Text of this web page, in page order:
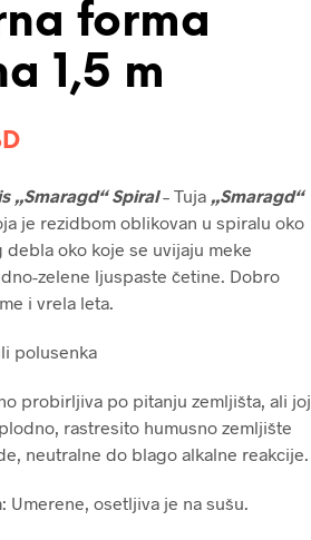
forma
1,5 m
„Smaragd“ Spiral– Tuja „Smaragd“
je rezidbom oblikovan u spiralu oko
oko koje se uvijaju meke
zelene ljuspaste četine. Dobro
i vrela leta.
polusenka
probirljiva po pitanju zemljišta, ali joj
rastresito humusno zemljište
neutralne do blago alkalne reakcije.
Umerene, osetljiva je na sušu.